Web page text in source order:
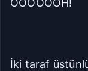
OOOOOOH!
İki taraf